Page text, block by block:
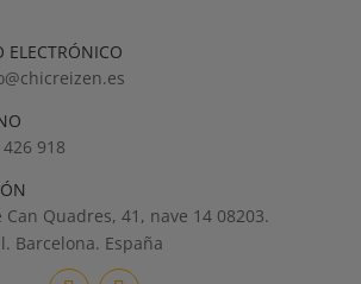
ELECTRÓNICO
918
Can Quadres, 41, nave 14 08203.
Barcelona. España